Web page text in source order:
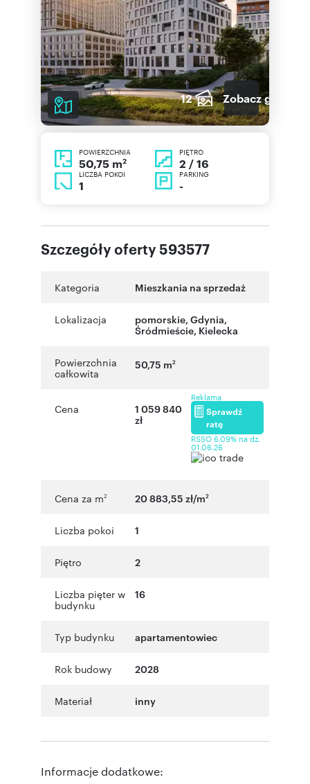
12 Zobacz galerię
POWIERZCHNIA
50,75 m2
PIĘTRO
2 / 16
LICZBA POKOI
1
PARKING
-
Szczegóły oferty 593577
Kategoria Mieszkania na sprzedaż
Lokalizacja pomorskie, Gdynia,
Śródmieście, Kielecka
Powierzchnia
całkowita
50,75 m2
Cena
1 059 840
zł
Reklama
Sprawdź
ratę
RSSO 6,09% na dz.
01.06.26
Cena za m2 20 883,55 zł/m2
Liczba pokoi 1
Piętro 2
Liczba pięter w
budynku
16
Typ budynku apartamentowiec
Rok budowy 2028
Materiał inny
Informacje dodatkowe: